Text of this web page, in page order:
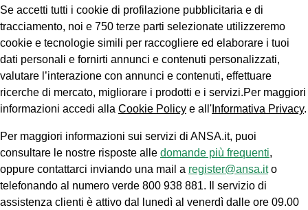
Se accetti tutti i cookie di profilazione pubblicitaria e di
tracciamento, noi e 750 terze parti selezionate utilizzeremo
cookie e tecnologie simili per raccogliere ed elaborare i tuoi
dati personali e fornirti annunci e contenuti personalizzati,
valutare l’interazione con annunci e contenuti, effettuare
ricerche di mercato, migliorare i prodotti e i servizi.Per maggiori
informazioni accedi alla Cookie Policy e all' Informativa Privacy.
Per maggiori informazioni sui servizi di ANSA.it, puoi
consultare le nostre risposte alle domande più frequenti,
oppure contattarci inviando una mail a register@ansa.ito
telefonando al numero verde 800 938 881. Il servizio di
assistenza clienti è attivo dal lunedì al venerdì dalle ore 09.00